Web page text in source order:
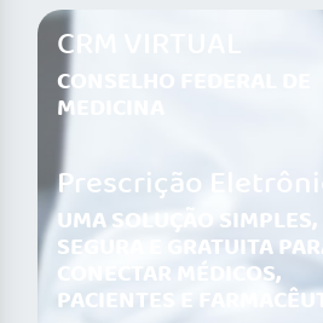
CRM VIRTUAL
CONSELHO FEDERAL DE
MEDICINA
Prescrição
UMA SOLUÇÃO SIMPLES,
SEGURA E GRATUITA
CONECTAR MÉDICOS,
PACIENTES E